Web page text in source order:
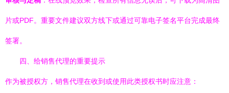
片或PDF。重要文件建议双方线下或通过可靠电子签名平台完成最终
签署。
四、给销售代理的重要提示
作为被授权方，销售代理在收到或使用此类授权书时应注意：